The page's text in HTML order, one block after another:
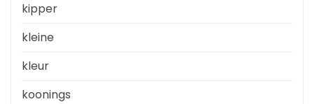
kipper
kleine
kleur
koonings